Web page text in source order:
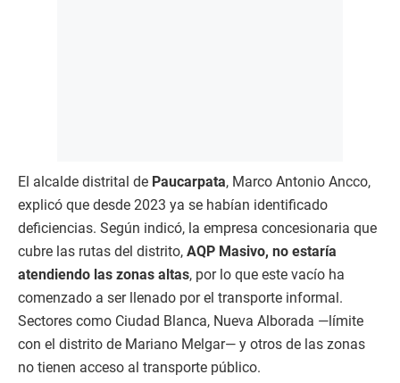
El alcalde distrital de Paucarpata, Marco Antonio Ancco,
explicó que desde 2023 ya se habían identificado
deficiencias. Según indicó, la empresa concesionaria que
cubre las rutas del distrito, AQP Masivo, no estaría
atendiendo las zonas altas, por lo que este vacío ha
comenzado a ser llenado por el transporte informal.
Sectores como Ciudad Blanca, Nueva Alborada —límite
con el distrito de Mariano Melgar— y otros de las zonas
no tienen acceso al transporte público.